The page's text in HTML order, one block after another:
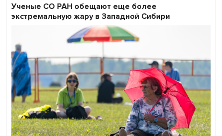
Ученые СО РАН обещают еще более
экстремальную жару в Западной Сибири